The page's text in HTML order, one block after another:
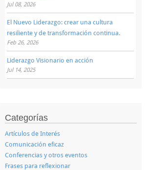
Jul 08, 2026
El Nuevo Liderazgo: crear una cultura
resiliente y de transformación continua.
Feb 26, 2026
Liderazgo Visionario en acción
Jul 14, 2025
Categorías
Artículos de Interés
Comunicación eficaz
Conferencias y otros eventos
Frases para reflexionar